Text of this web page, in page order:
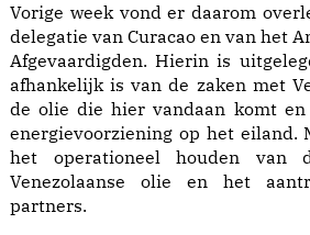
Vorige week vond er daarom
delegatie van Curacao en van het
Afgevaardigden. Hierin is
afhankelijk is van de zaken met
de olie die hier vandaan komt
energievoorziening op het eiland.
het operationeel houden van
Venezolaanse olie en het
partners.